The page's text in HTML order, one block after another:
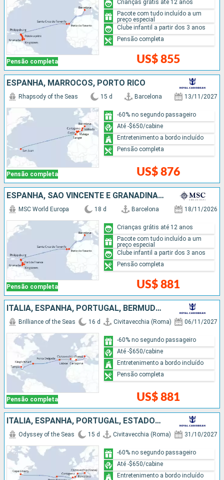
Pensão completa US$ 855
Crianças grátis até 12 anos
Pacote com tudo incluído a um
preço especial
Clube infantil a partir dos 3 anos
Pensão completa
ESPANHA, MARROCOS, PORTO RICO
Pensão completa
Rhapsody of the Seas 15 d Barcelona 13/11/2027
US$ 876
-60% no segundo passageiro
Até -$650/cabine
Entretenimento a bordo incluído
Pensão completa
ESPANHA, SÃO VINCENTE E GRANADINAS, BARBADOS, GRENADA
Pensão completa
MSC World Europa 18 d Barcelona 18/11/2026
US$ 881
Crianças grátis até 12 anos
Pacote com tudo incluído a um
preço especial
Clube infantil a partir dos 3 anos
Pensão completa
ITÁLIA, ESPANHA, PORTUGAL, BERMUDAS, ESTADOS UNIDOS
Pensão completa
Brilliance of the Seas 16 d Civitavecchia (Roma) 06/11/2027
US$ 881
-60% no segundo passageiro
Até -$650/cabine
Entretenimento a bordo incluído
Pensão completa
ITÁLIA, ESPANHA, PORTUGAL, ESTADOS UNIDOS
Odyssey of the Seas 15 d Civitavecchia (Roma) 31/10/2027
-60% no segundo passageiro
Até -$650/cabine
Entretenimento a bordo incluído